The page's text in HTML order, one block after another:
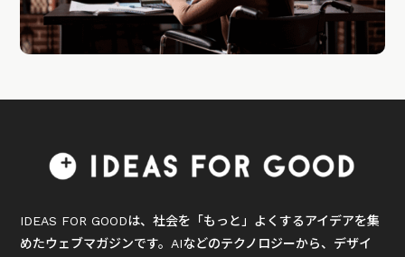
IDEAS FOR GOODは、社会を「もっと」よくするアイデアを集
めたウェブマガジンです。AIなどのテクノロジーから、デザイ